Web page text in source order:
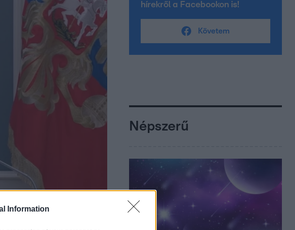
Information
hírekről a Facebookon is!
Követem
Népszerű